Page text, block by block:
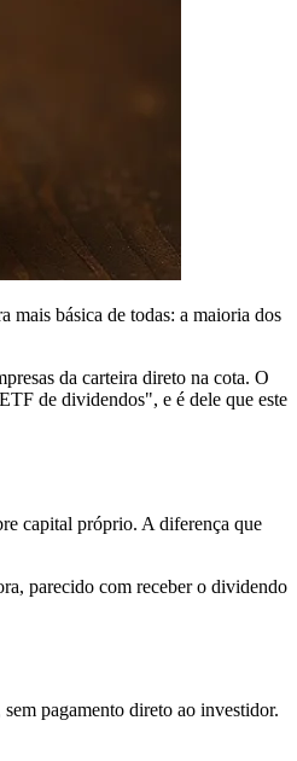
mais básica de todas: a maioria dos
da carteira direto na cota. O
de dividendos", e é dele que este
capital próprio. A diferença que
parecido com receber o dividendo
pagamento direto ao investidor.